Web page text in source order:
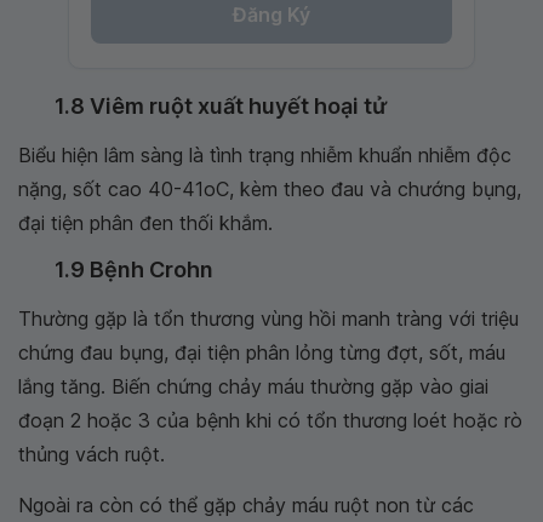
Đăng Ký
1.8 Viêm ruột xuất huyết hoại tử
Biểu hiện lâm sàng là tình trạng nhiễm khuẩn nhiễm độc
nặng, sốt cao 40-41oC, kèm theo đau và chướng bụng,
đại tiện phân đen thối khắm.
1.9 Bệnh Crohn
Thường gặp là tổn thương vùng hồi manh tràng với triệu
chứng đau bụng, đại tiện phân lỏng từng đợt, sốt, máu
lắng tăng. Biến chứng chảy máu thường gặp vào giai
đoạn 2 hoặc 3 của bệnh khi có tổn thương loét hoặc rò
thủng vách ruột.
Ngoài ra còn có thể gặp chảy máu ruột non từ các